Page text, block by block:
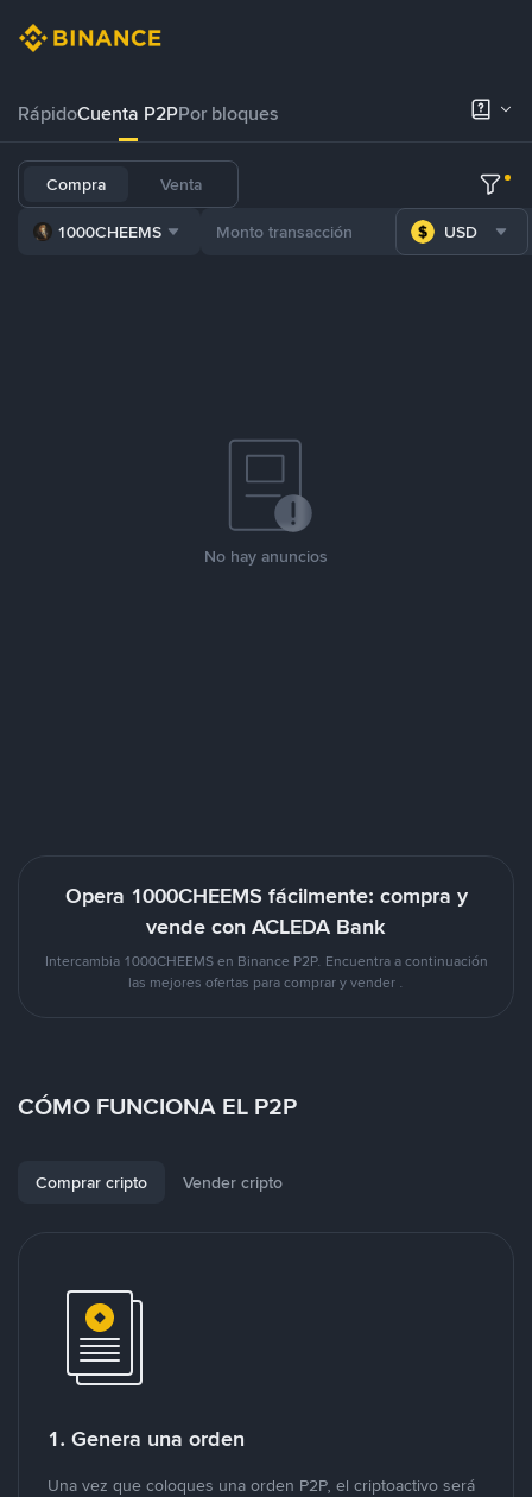
RápidoCuenta P2PPor bloques
Compra Venta
1000CHEEMS USD
No hay anuncios
Opera 1000CHEEMS fácilmente: compra y
vende con ACLEDA Bank
Intercambia 1000CHEEMS en Binance P2P. Encuentra a continuación
las mejores ofertas para comprar y vender .
CÓMO FUNCIONA EL P2P
Comprar cripto Vender cripto
1. Genera una orden
Una vez que coloques una orden P2P, el criptoactivo será